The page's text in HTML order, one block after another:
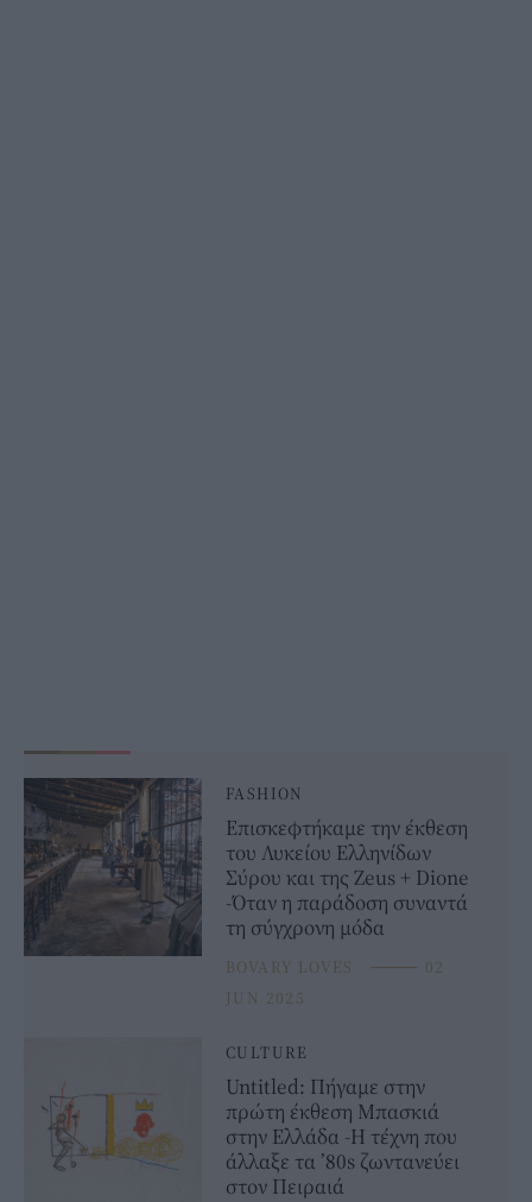
FASHION
Επισκεφτήκαμε την έκθεση
του Λυκείου Ελληνίδων
Σύρου και της Zeus + Dione
-Όταν η παράδοση συναντά
τη σύγχρονη μόδα
BOVARY LOVES ⸻ 02
JUN 2025
CULTURE
Untitled: Πήγαμε στην
πρώτη έκθεση Μπασκιά
στην Ελλάδα -Η τέχνη που
άλλαξε τα ’80s ζωντανεύει
στον Πειραιά